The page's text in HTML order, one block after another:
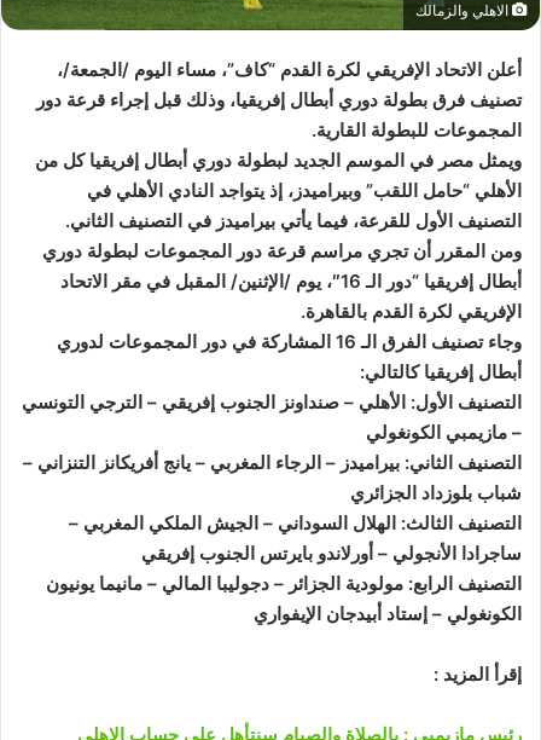
الاهلي والزمالك
أعلن الاتحاد الإفريقي لكرة القدم “كاف”، مساء اليوم /الجمعة/،
تصنيف فرق بطولة دوري أبطال إفريقيا، وذلك قبل إجراء قرعة دور
المجموعات للبطولة القارية.
ويمثل مصر في الموسم الجديد لبطولة دوري أبطال إفريقيا كل من
الأهلي “حامل اللقب” وبيراميدز، إذ يتواجد النادي الأهلي في
التصنيف الأول للقرعة، فيما يأتي بيراميدز في التصنيف الثاني.
ومن المقرر أن تجري مراسم قرعة دور المجموعات لبطولة دوري
أبطال إفريقيا “دور الـ 16″، يوم /الإثنين/ المقبل في مقر الاتحاد
الإفريقي لكرة القدم بالقاهرة.
وجاء تصنيف الفرق الـ 16 المشاركة في دور المجموعات لدوري
أبطال إفريقيا كالتالي:
التصنيف الأول: الأهلي – صنداونز الجنوب إفريقي – الترجي التونسي
– مازيمبي الكونغولي
التصنيف الثاني: بيراميدز – الرجاء المغربي – يانج أفريكانز التنزاني –
شباب بلوزداد الجزائري
التصنيف الثالث: الهلال السوداني – الجيش الملكي المغربي –
ساجرادا الأنجولي – أورلاندو بايرتس الجنوب إفريقي
التصنيف الرابع: مولودية الجزائر – دجوليبا المالي – مانيما يونيون
الكونغولي – إستاد أبيدجان الإيفواري
إقرأ المزيد :
رئيس مازيمبي : بالصلاة والصيام سنتأهل علي حساب الاهلي